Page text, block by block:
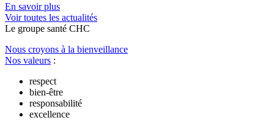
En savoir plus
Voir toutes les actualités
Le groupe santé CHC
Nous croyons à la bienveillance
Nos valeurs :
respect
bien-être
responsabilité
excellence